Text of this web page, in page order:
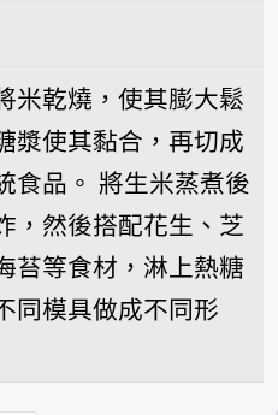
米乾燒，使其膨大鬆
漿使其黏合，再切成
食品。 將生米蒸煮後
，然後搭配花生、芝
苔等食材，淋上熱糖
同模具做成不同形